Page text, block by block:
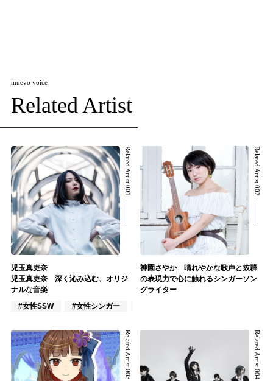
muevo voice
Related Artist
Related Artist 001
児玉真吏奈
児玉真吏奈 深く沁み込む、オリジ
ナルな音楽
#女性SSW
#女性シンガー
Related Artist 002
神園さやか 晴れやかな歌声と抜群
の表現力で心に触れるシンガーソン
グライター
Related Artist 003 Related Artist 004